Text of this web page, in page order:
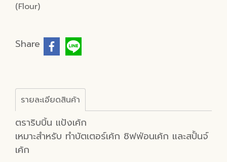
(Flour)
Share
รายละเอียดสินค้า
ตราริบบิ้น แป้งเค้ก
เหมาะสำหรับ ทำบัตเตอร์เค้ก ชิฟฟ่อนเค้ก และสปั้นจ์
เค้ก